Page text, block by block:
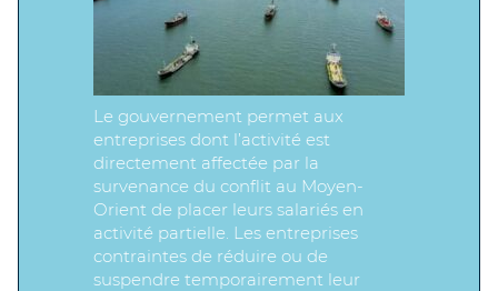
Le gouvernement permet aux
entreprises dont l’activité est
directement affectée par la
survenance du conflit au Moyen-
Orient de placer leurs salariés en
activité partielle. Les entreprises
contraintes de réduire ou de
suspendre temporairement leur